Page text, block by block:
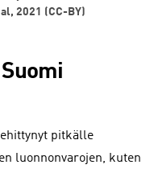
2021 (CC-BY)
pitkälle
luonnonvarojen, kuten